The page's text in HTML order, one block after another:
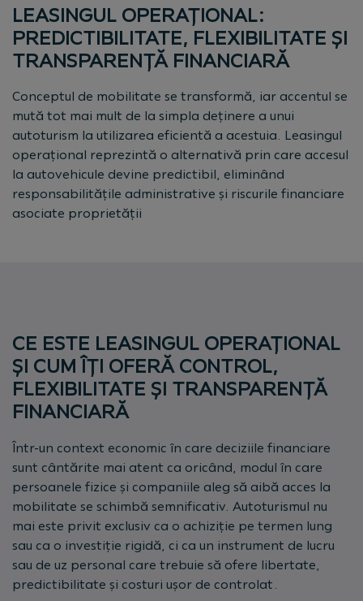
LEASINGUL OPERAȚIONAL:
PREDICTIBILITATE, FLEXIBILITATE ȘI
TRANSPARENȚĂ FINANCIARĂ
Conceptul de mobilitate se transformă, iar accentul se
mută tot mai mult de la simpla deținere a unui
autoturism la utilizarea eficientă a acestuia. Leasingul
operațional reprezintă o alternativă prin care accesul
la autovehicule devine predictibil, eliminând
responsabilitățile administrative și riscurile financiare
asociate proprietății
CE ESTE LEASINGUL OPERAȚIONAL
ȘI CUM ÎȚI OFERĂ CONTROL,
FLEXIBILITATE ȘI TRANSPARENȚĂ
FINANCIARĂ
Într-un context economic în care deciziile financiare
sunt cântărite mai atent ca oricând, modul în care
persoanele fizice și companiile aleg să aibă acces la
mobilitate se schimbă semnificativ. Autoturismul nu
mai este privit exclusiv ca o achiziție pe termen lung
sau ca o investiție rigidă, ci ca un instrument de lucru
sau de uz personal care trebuie să ofere libertate,
predictibilitate și costuri ușor de controlat.